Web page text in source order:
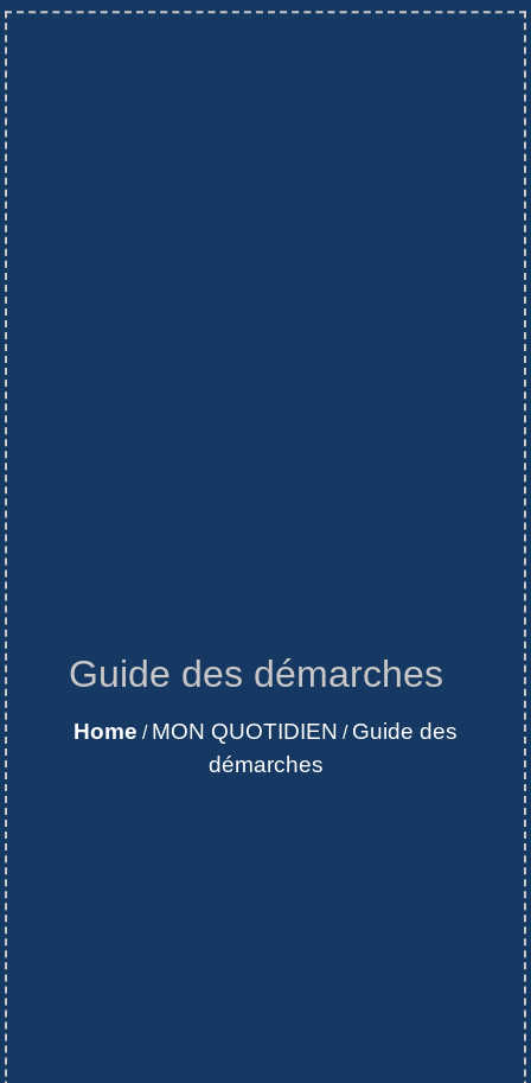
Guide des démarches
Home / MON QUOTIDIEN / Guide des
démarches